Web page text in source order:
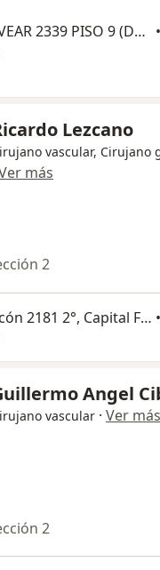
MARCELO T DE ALVEAR 2339 PISO 9 (DPTO 94), Capital Federal •
Lezcano
vascular, Cirujano
más
2
Cnel. Ramón L. Falcón 2181 2°, Capital Federal •
Angel
vascular · Ver más
2